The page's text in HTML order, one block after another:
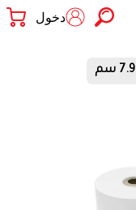
دخول
7.9 سم